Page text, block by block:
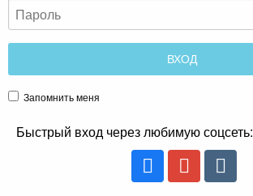
Запомнить меня
Быстрый вход через любимую соцсеть: